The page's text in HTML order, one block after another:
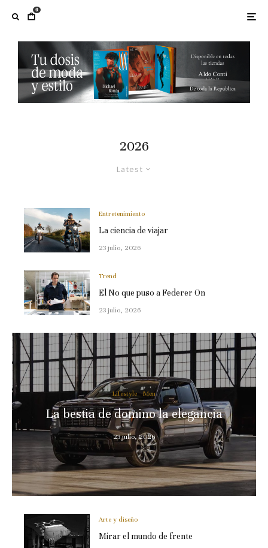
0
2026
Latest
Entretenimiento
La ciencia de viajar
23 julio, 2026
Trend
El No que puso a Federer On
23 julio, 2026
Lifestyle Men
La bestia de domino la elegancia
23 julio, 2026
Arte y diseño
Mirar el mundo de frente